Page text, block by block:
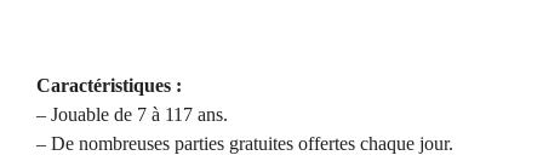
Caractéristiques :
– Jouable de 7 à 117 ans.
– De nombreuses parties gratuites offertes chaque jour.